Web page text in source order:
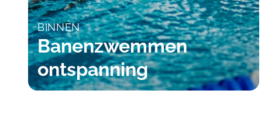
BINNEN
Banenzwemmen
ontspanning